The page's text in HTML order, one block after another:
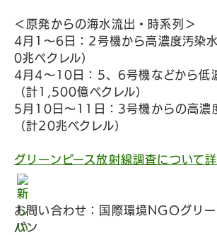
＜原発からの海水流出・時系列＞
4月1～6日：2号機から高濃度汚染
0兆ベクレル）
4月4～10日：5、6号機などから低
（計1,500億ベクレル）
5月10日～11日：3号機からの高濃
（計20兆ベクレル）
グリーンピース放射線調査について
お問い合わせ：国際環境NGOグリー
パン